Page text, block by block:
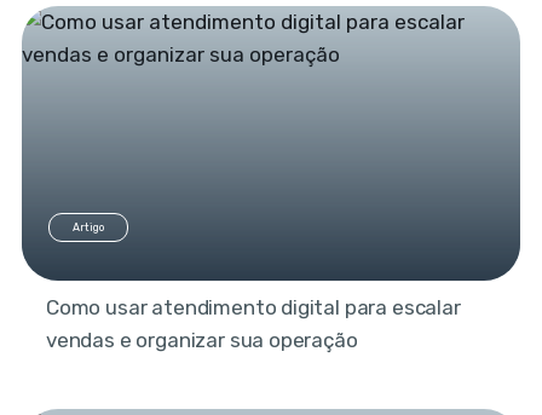
Artigo
Como usar atendimento digital para escalar
vendas e organizar sua operação